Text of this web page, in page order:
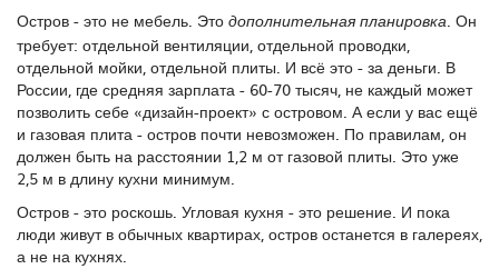
Остров - это не мебель. Это дополнительная планировка. Он
требует: отдельной вентиляции, отдельной проводки,
отдельной мойки, отдельной плиты. И всё это - за деньги. В
России, где средняя зарплата - 60-70 тысяч, не каждый может
позволить себе «дизайн-проект» с островом. А если у вас ещё
и газовая плита - остров почти невозможен. По правилам, он
должен быть на расстоянии 1,2 м от газовой плиты. Это уже
2,5 м в длину кухни минимум.
Остров - это роскошь. Угловая кухня - это решение. И пока
люди живут в обычных квартирах, остров останется в галереях,
а не на кухнях.